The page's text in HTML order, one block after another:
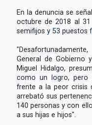
En la denuncia se
octubre de 2018 al
semifijos y 53 puestos
General de Gobierno
Miguel Hidalgo,
como un logro, pero
frente a la peor crisis
arrebató sus
140 personas y con
a sus hijas e hijos".